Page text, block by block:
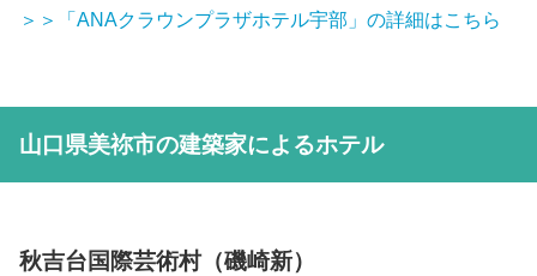
＞＞「ANAクラウンプラザホテル宇部」の詳細はこちら
山口県美祢市の建築家によるホテル
秋吉台国際芸術村（磯崎新）